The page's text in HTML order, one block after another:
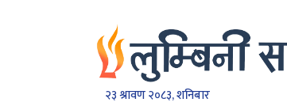
२३ श्रावण २०८३, शनिबार